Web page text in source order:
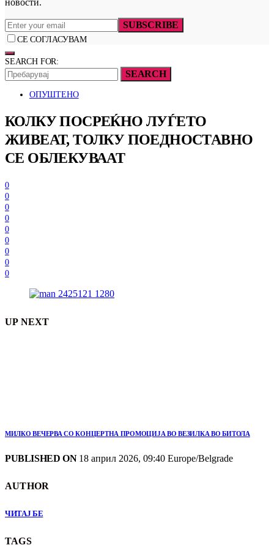
новости.
SUBSCRIBE
СЕ СОГЛАСУВАМ
SEARCH FOR:
SEARCH
ОПУШТЕНО
КОЛКУ ПОСРЕЌНО ЛУЃЕТО
ЖИВЕАТ, ТОЛКУ ПОЕДНОСТАВНО
СЕ ОБЛЕКУВААТ
0
0
0
0
0
0
0
0
0
UP NEXT
МИЛКО ВЕЧЕРВА СО КОНЦЕРТНА ПРОМОЦИЈА ВО ВЕЗИЛКА ВО БИТОЛА
PUBLISHED ON18 април 2026, 09:40 Europe/Belgrade
AUTHOR
ЧИТАЈ БЕ
TAGS